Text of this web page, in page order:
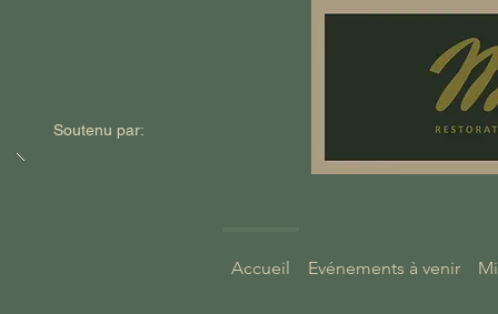
Soutenu par:
Accueil Evénements à venir